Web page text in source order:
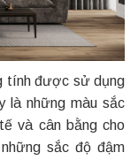
tính được sử dụng
là những màu sắc
và cân bằng cho
sắc độ đậm